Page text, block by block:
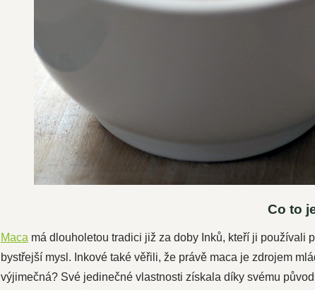
Co to
Maca má dlouholetou tradici již za doby Inků, kteří ji používali
bystřejší mysl. Inkové také věřili, že právě maca je zdrojem
výjimečná? Své jedinečné vlastnosti získala díky svému